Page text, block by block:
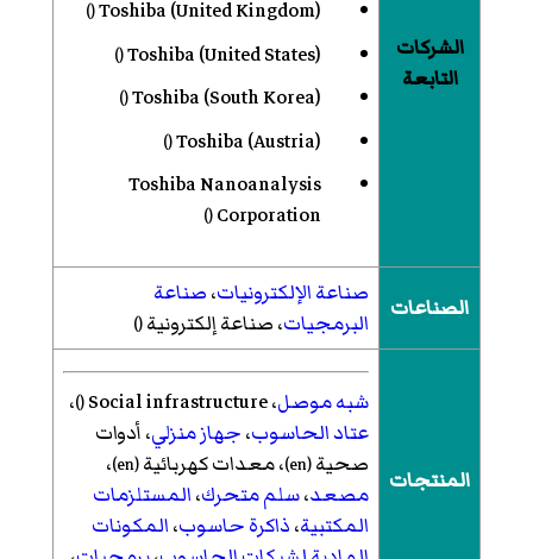
الشركات
التابعة
Toshiba (United Kingdom)
()
Toshiba (United States)
()
Toshiba (South Korea)
()
Toshiba (Austria)
()
Toshiba Nanoanalysis
Corporation
()
الصناعات صناعة الإلكترونيات،صناعة
البرمجيات، صناعة إلكترونية()
المنتجات
شبه موصل، Social infrastructure ()،
عتاد الحاسوب،جهاز منزلي، أدوات
صحية(
en
)، معدات كهربائية(
en
)،
مصعد،سلم متحرك،المستلزمات
المكتبية،ذاكرة حاسوب،المكونات